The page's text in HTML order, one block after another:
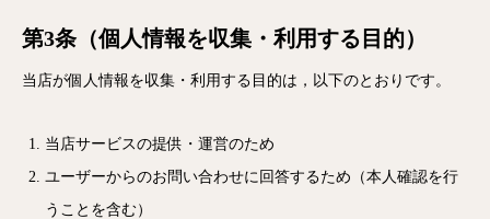
第3条（個人情報を収集・利用する目的）
当店が個人情報を収集・利用する目的は，以下のとおりです。
当店サービスの提供・運営のため
ユーザーからのお問い合わせに回答するため（本人確認を行
うことを含む）